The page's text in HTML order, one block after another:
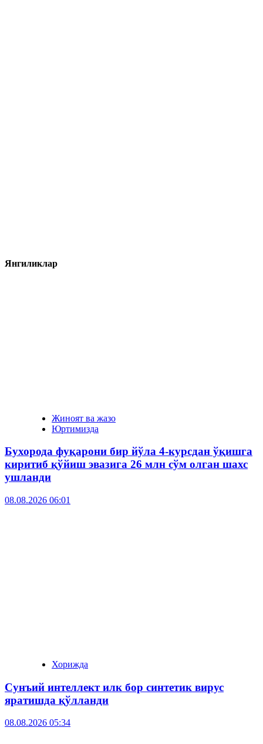
Янгиликлар
Жиноят ва жазо
Юртимизда
Бухорода фуқарони бир йўла 4-курсдан ўқишга
киритиб қўйиш эвазига 26 млн сўм олган шахс
ушланди
08.08.2026 06:01
Хорижда
Сунъий интеллект илк бор синтетик вирус
яратишда қўлланди
08.08.2026 05:34